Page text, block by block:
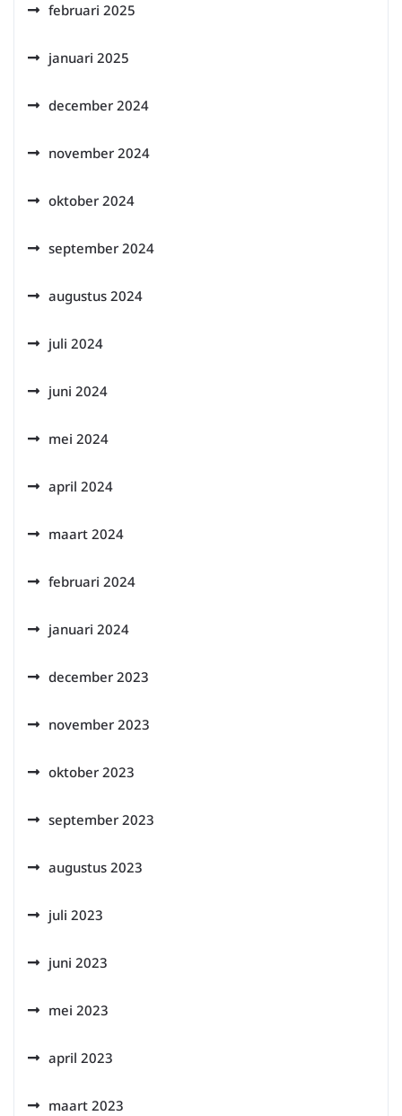
februari 2025
januari 2025
december 2024
november 2024
oktober 2024
september 2024
augustus 2024
juli 2024
juni 2024
mei 2024
april 2024
maart 2024
februari 2024
januari 2024
december 2023
november 2023
oktober 2023
september 2023
augustus 2023
juli 2023
juni 2023
mei 2023
april 2023
maart 2023